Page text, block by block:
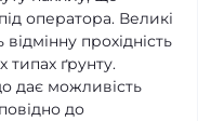
оператора. Великі
прохідність
типах ґрунту.
дає можливість
до